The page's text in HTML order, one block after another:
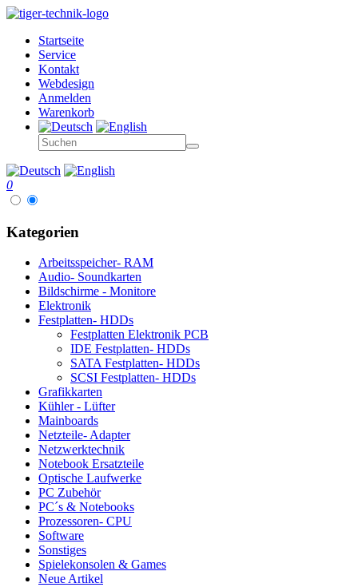
Startseite
Service
Kontakt
Webdesign
Anmelden
Warenkorb
0
Kategorien
Arbeitsspeicher- RAM
Audio- Soundkarten
Bildschirme - Monitore
Elektronik
Festplatten- HDDs
Festplatten Elektronik PCB
IDE Festplatten- HDDs
SATA Festplatten- HDDs
SCSI Festplatten- HDDs
Grafikkarten
Kühler - Lüfter
Mainboards
Netzteile- Adapter
Netzwerktechnik
Notebook Ersatzteile
Optische Laufwerke
PC Zubehör
PC´s & Notebooks
Prozessoren- CPU
Software
Sonstiges
Spielekonsolen & Games
Neue Artikel